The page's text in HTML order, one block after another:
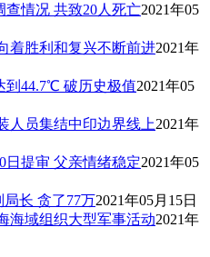
情况 共致20人死亡2021年05
着胜利和复兴不断前进2021年
到44.7℃ 破历史极值2021年05
人员集结中印边界线上2021年
日提审 父亲情绪稳定2021年05
局长 贪了77万2021年05月15日
海域组织大型军事活动2021年